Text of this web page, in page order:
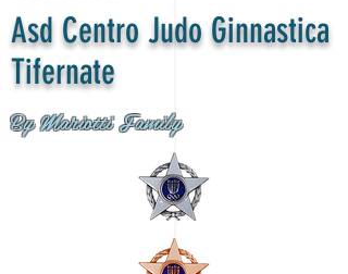
Asd Centro Judo Ginnastica
Tifernate
By Mariotti Family